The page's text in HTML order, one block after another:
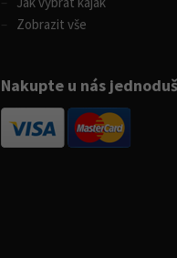
Zobrazit vše
Nakupte u nás